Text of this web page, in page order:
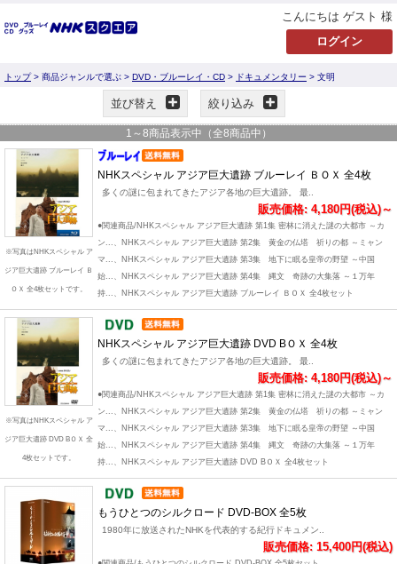
こんにちは ゲスト 様
トップ> 商品ジャンルで選ぶ > DVD・ブルーレイ・CD > ドキュメンタリー > 文明
並び替え 絞り込み
1 ～ 8商品表示中（全8商品中）
※写真はNHKスペシャル ア
ジア巨大遺跡 ブルーレイ Ｂ
ＯＸ 全4枚セットです。
NHKスペシャル アジア巨大遺跡 ブルーレイ ＢＯＸ 全4枚
多くの謎に包まれてきたアジア各地の巨大遺跡。 最..
販売価格: 4,180円(税込)～
●関連商品/NHKスペシャル アジア巨大遺跡 第1集 密林に消えた謎の大都市 ～カ
ン...、NHKスペシャル アジア巨大遺跡 第2集 黄金の仏塔 祈りの都 ～ミャン
マ...、NHKスペシャル アジア巨大遺跡 第3集 地下に眠る皇帝の野望 ～中国
始...、NHKスペシャル アジア巨大遺跡 第4集 縄文 奇跡の大集落 ～１万年
持...、NHKスペシャル アジア巨大遺跡 ブルーレイ ＢＯＸ 全4枚セット
※写真はNHKスペシャル ア
ジア巨大遺跡 DVD BＯＸ 全
4枚セットです。
NHKスペシャル アジア巨大遺跡 DVD BＯＸ 全4枚
多くの謎に包まれてきたアジア各地の巨大遺跡。 最..
販売価格: 4,180円(税込)～
●関連商品/NHKスペシャル アジア巨大遺跡 第1集 密林に消えた謎の大都市 ～カ
ン...、NHKスペシャル アジア巨大遺跡 第2集 黄金の仏塔 祈りの都 ～ミャン
マ...、NHKスペシャル アジア巨大遺跡 第3集 地下に眠る皇帝の野望 ～中国
始...、NHKスペシャル アジア巨大遺跡 第4集 縄文 奇跡の大集落 ～１万年
持...、NHKスペシャル アジア巨大遺跡 DVD BＯＸ 全4枚セット
もうひとつのシルクロード DVD-BOX 全5枚
1980年に放送されたNHKを代表的する紀行ドキュメン..
販売価格: 15,400円(税込)